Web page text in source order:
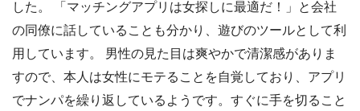
した。 「マッチングアプリは女探しに最適だ！」と会社
の同僚に話していることも分かり、遊びのツールとして利
用しています。 男性の見た目は爽やかで清潔感がありま
すので、本人は女性にモテることを自覚しており、アプリ
でナンパを繰り返しているようです。すぐに手を切ること